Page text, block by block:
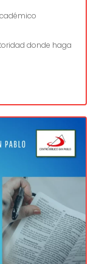
donde haga